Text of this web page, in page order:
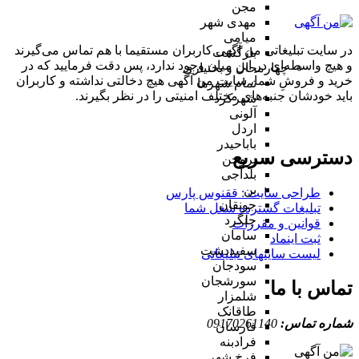
مجن
مهدی شهر
میامی
بازگشت
چهارمحال و بختیاری
تمام شهر‌ها
شهرکرد
آلونی
اردل
باباحیدر
بروجن
بلداجی
بن
جونقان
چلگرد
سامان
سفیددشت
سودجان
سورشجان
شلمزار
طاقانک
فارسان
فرادبنه
در سایت تبلیغاتی من آگهی کاربران مستقیما با هم تماس می‌گیرند
و هیچ واسطه‌ای در این میان وجود ندارد، پس دقت فرمایید که در
خرید و فروشِ شما، سایت من آگهی هیچ دخالتی نداشته و کاربران
باید خودشان جنبه‌های مختلف امنیتی را در نظر بگیرند.
دسترسی سریع
طراحی سایت :‌ ققنوس پارس
تبلیغات گسترده شغل شما
قوانین و مقررات
ثبت اینماد
لیست سایتهای تبلیغاتی
تماس با ما
شماره تماس: 09170261140